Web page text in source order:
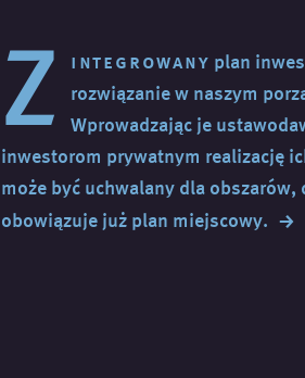
Z integrowany plan
rozwiązanie w naszym
Wprowadzając je
inwestorom prywatnym realizację
może być uchwalany dla obszarów,
obowiązuje już plan miejscowy. →